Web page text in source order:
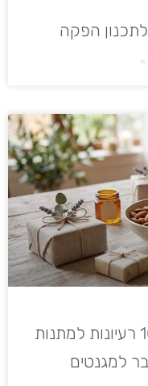
לתכנון הפקה
»
מזכרות לאורחים בחתונה: 10 רעיונות למתנות
למגנטים